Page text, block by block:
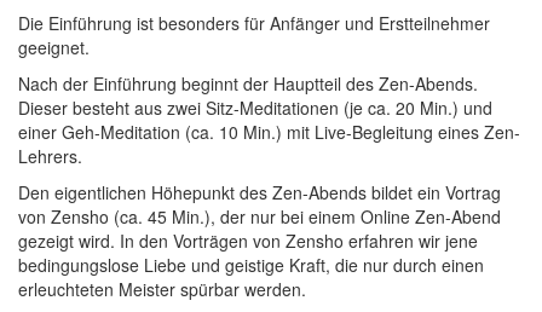
Die Einführung ist besonders für Anfänger und Erstteilnehmer
geeignet.
Nach der Einführung beginnt der Hauptteil des Zen-Abends.
Dieser besteht aus zwei Sitz-Meditationen (je ca. 20 Min.) und
einer Geh-Meditation (ca. 10 Min.) mit Live-Begleitung eines Zen-
Lehrers.
Den eigentlichen Höhepunkt des Zen-Abends bildet ein Vortrag
von Zensho (ca. 45 Min.), der nur bei einem Online Zen-Abend
gezeigt wird. In den Vorträgen von Zensho erfahren wir jene
bedingungslose Liebe und geistige Kraft, die nur durch einen
erleuchteten Meister spürbar werden.